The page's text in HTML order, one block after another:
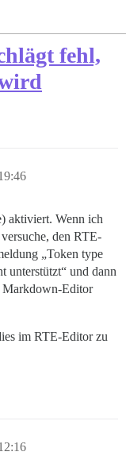
fehl,
aktiviert. Wenn ich
den RTE-
„Token type
unterstützt“ und dann
Markdown-Editor
im RTE-Editor zu